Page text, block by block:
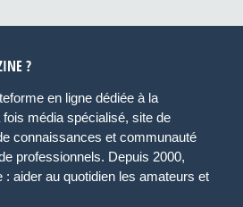
?
en ligne dédiée à la
fois média spécialisé, site de
connaissances et communauté
professionnels. Depuis 2000,
aider au quotidien les amateurs et